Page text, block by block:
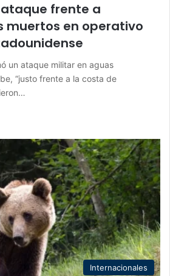
frente a
muertos en operativo
un ataque militar en aguas
“justo frente a la costa de
Internacionales